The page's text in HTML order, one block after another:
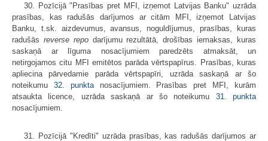
30. Pozīcijā "Prasības pret MFI, izņemot Latvijas Banku" uzrāda
prasības, kas radušās darījumos ar citām MFI, izņemot Latvijas
Banku, t.sk. aizdevumus, avansus, noguldījumus, prasības, kuras
radušās reverse repodarījumu rezultātā, drošības iemaksas, kuras
saskaņā ar līguma nosacījumiem paredzēts atmaksāt, un
netirgojamos citu MFI emitētos parāda vērtspapīrus. Prasības, kuras
apliecina pārvedamie parāda vērtspapīri, uzrāda saskaņā ar šo
noteikumu 32. punktanosacījumiem. Prasības pret MFI, kurām
atsaukta licence, uzrāda saskaņā ar šo noteikumu 31. punkta
nosacījumiem.
31. Pozīcijā "Kredīti" uzrāda prasības, kas radušās darījumos ar